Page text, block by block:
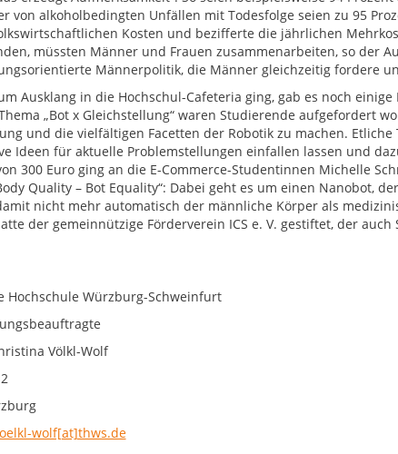
von alkoholbedingten Unfällen mit Todesfolge seien zu 95
Kosten und bezifferte die jährlichen
müssten Männer und Frauen zusammenarbeiten, so der
Männerpolitik, die Männer gleichzeitig fordere
Ausklang in die Hochschul-Cafeteria ging, gab es noch
„Bot x Gleichstellung“ waren Studierende aufgefordert
und die vielfältigen Facetten der Robotik zu machen.
Ideen für aktuelle Problemstellungen einfallen lassen und
300 Euro ging an die E-Commerce-Studentinnen Michelle
Quality – Bot Equality“: Dabei geht es um einen Nanobot,
nicht mehr automatisch der männliche Körper als
der gemeinnützige Förderverein ICS e. V. gestiftet, der
Hochschule Würzburg-Schweinfurt
Völkl-Wolf
wolf[at]thws.de